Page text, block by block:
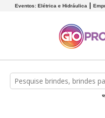
Eventos: Elétrica e Hidráulica